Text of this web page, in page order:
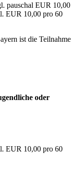
pauschal EUR 10,00
EUR 10,00 pro 60
ist die Teilnahme
oder
EUR 10,00 pro 60